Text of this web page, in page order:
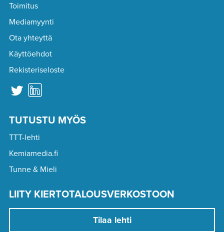
Toimitus
Mediamyynti
Ota yhteyttä
Käyttöehdot
Rekisteriseloste
TUTUSTU MYÖS
TTT-lehti
Kemiamedia.fi
Tunne & Mieli
LIITY KIERTOTALOUSVERKOSTOON
Tilaa lehti